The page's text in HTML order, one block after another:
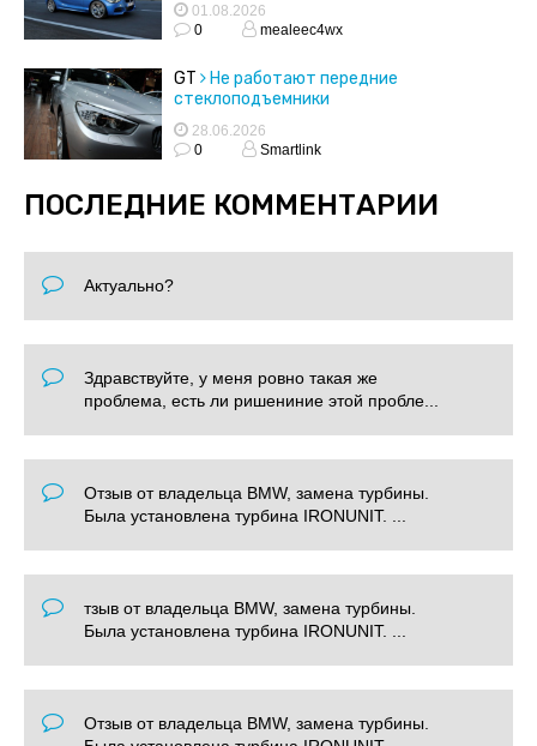
01.08.2026
0
mealeec4wx
GT
Не работают передние
стеклоподъемники
28.06.2026
0
Smartlink
ПОСЛЕДНИЕ КОММЕНТАРИИ
Актуально?
Здравствуйте, у меня ровно такая же
проблема, есть ли ришениние этой пробле...
Отзыв от владельца BMW, замена турбины.
Была установлена турбина IRONUNIT. ...
тзыв от владельца BMW, замена турбины.
Была установлена турбина IRONUNIT. ...
Отзыв от владельца BMW, замена турбины.